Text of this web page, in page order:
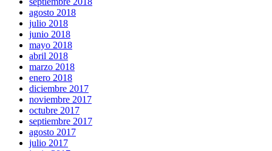
agosto 2018
julio 2018
junio 2018
mayo 2018
abril 2018
marzo 2018
enero 2018
diciembre 2017
noviembre 2017
octubre 2017
septiembre 2017
agosto 2017
julio 2017